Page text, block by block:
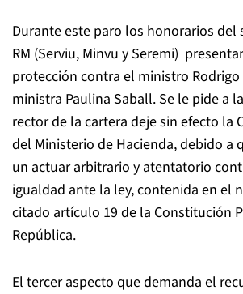
Durante este paro los honorarios del
RM (Serviu, Minvu y Seremi)
protección contra el ministro Rodrigo
ministra Paulina Saball. Se le pide a
rector de la cartera deje sin efecto la
del Ministerio de Hacienda, debido a
un actuar arbitrario y atentatorio
igualdad ante la ley, contenida en el
citado artículo 19 de la Constitución
República.
El tercer aspecto que demanda el